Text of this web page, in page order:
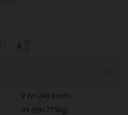
V (V=240 km/h)
99 (99=775kg)